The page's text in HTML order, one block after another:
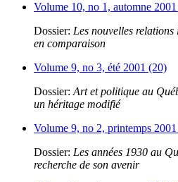
Volume 10, no 1, automne
Dossier: Les nouvelles
en comparaison
Volume 9, no 3, été 2001 (20)
Dossier:Art et politique au
un héritage modifié
Volume 9, no 2, printemps
Dossier: Les années 1930 au
recherche de son avenir